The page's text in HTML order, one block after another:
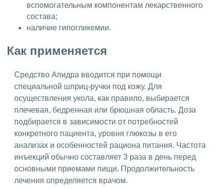
вспомогательным компонентам лекарственного
состава;
наличие гипогликемии.
Как применяется
Средство Апидра вводится при помощи
специальной шприц-ручки под кожу. Для
осуществления укола, как правило, выбирается
плечевая, бедренная или брюшная область. Доза
подбирается в зависимости от потребностей
конкретного пациента, уровня глюкозы в его
анализах и особенностей рациона питания. Частота
инъекций обычно составляет 3 раза в день перед
основными приемами пищи. Продолжительность
лечения определяется врачом.